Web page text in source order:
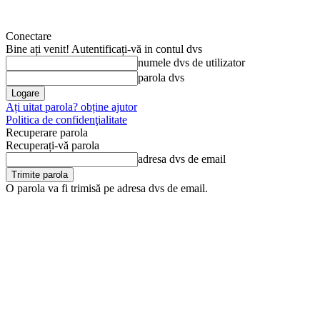
Conectare
Bine ați venit! Autentificați-vă in contul dvs
numele dvs de utilizator
parola dvs
Ați uitat parola? obține ajutor
Politica de confidenţialitate
Recuperare parola
Recuperați-vă parola
adresa dvs de email
O parola va fi trimisă pe adresa dvs de email.